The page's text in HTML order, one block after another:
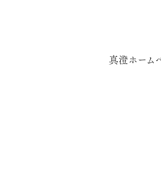
真澄ホーム